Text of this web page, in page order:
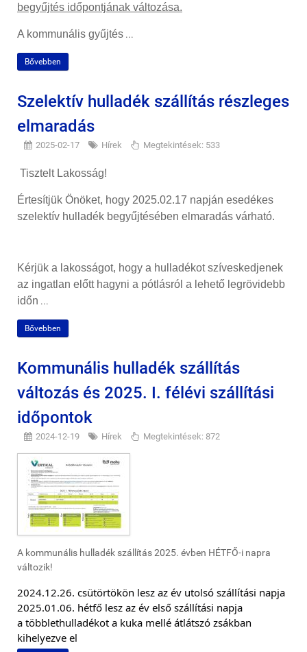
begyűjtés időpontjának változása.
A kommunális gyűjtés ...
Bővebben
Szelektív hulladék szállítás részleges
elmaradás
2025-02-17 Hírek Megtekintések: 533
Tisztelt Lakosság!
Értesítjük Önöket, hogy 2025.02.17 napján esedékes
szelektív hulladék begyűjtésében elmaradás várható.
Kérjük a lakosságot, hogy a hulladékot szíveskedjenek
az ingatlan előtt hagyni a pótlásról a lehető legrövidebb
időn ...
Bővebben
Kommunális hulladék szállítás
változás és 2025. I. félévi szállítási
időpontok
2024-12-19 Hírek Megtekintések: 872
A kommunális hulladék szállítás 2025. évben HÉTFŐ-i napra
változik!
2024.12.26. csütörtökön lesz az év utolsó szállítási napja
2025.01.06. hétfő lesz az év első szállítási napja
a többlethulladékot a kuka mellé átlátszó zsákban
kihelyezve el